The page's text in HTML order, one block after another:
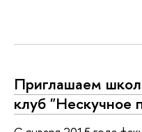
Приглашаем
клуб "Нескучное